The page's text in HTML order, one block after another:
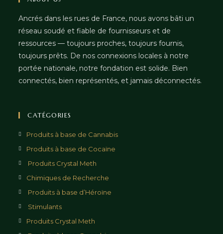
Ancrés dans les rues de France, nous avons bâti un
réseau soudé et fiable de fournisseurs et de
ressources — toujours proches, toujours fournis,
toujours prêts. De nos connexions locales à notre
portée nationale, notre fondation est solide. Bien
connectés, bien représentés, et jamais déconnectés.
CATÉGORIES
Produits à base de Cannabis
Produits à base de Cocaïne
Produits Crystal Meth
Chimiques de Recherche
Produits à base d’Héroïne
Stimulants
Produits Crystal Meth